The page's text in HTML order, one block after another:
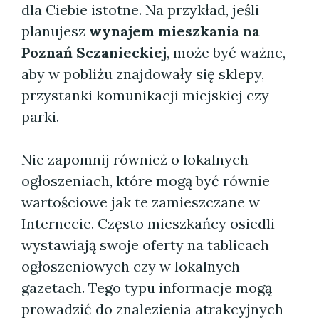
dla Ciebie istotne. Na przykład, jeśli
planujesz wynajem mieszkania na
Poznań Sczanieckiej, może być ważne,
aby w pobliżu znajdowały się sklepy,
przystanki komunikacji miejskiej czy
parki.
Nie zapomnij również o lokalnych
ogłoszeniach, które mogą być równie
wartościowe jak te zamieszczane w
Internecie. Często mieszkańcy osiedli
wystawiają swoje oferty na tablicach
ogłoszeniowych czy w lokalnych
gazetach. Tego typu informacje mogą
prowadzić do znalezienia atrakcyjnych